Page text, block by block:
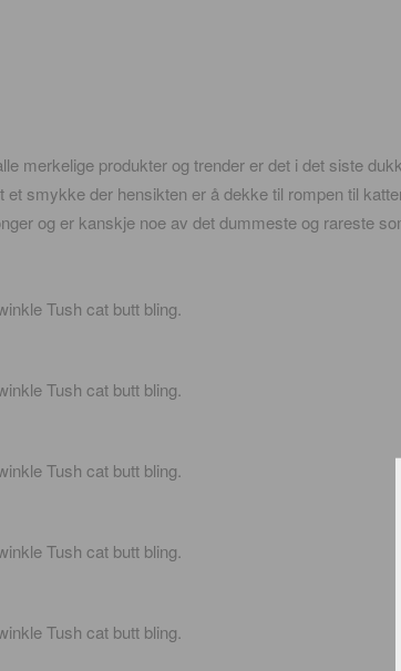
merkelige produkter og trender er det i det siste
et smykke der hensikten er å dekke til rompen til
og er kanskje noe av det dummeste og rareste